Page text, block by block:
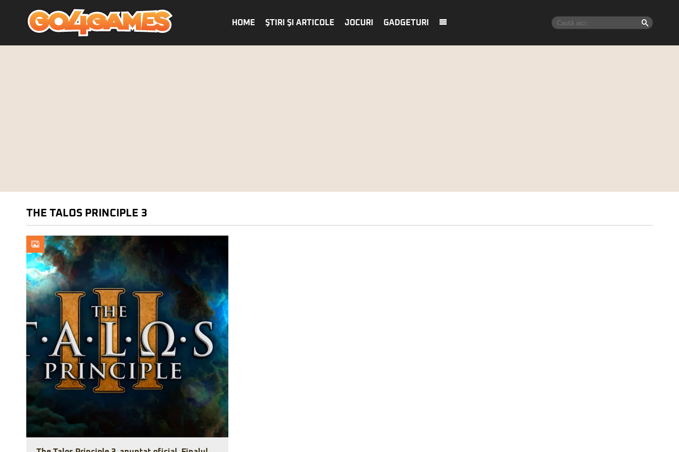
HOME ŞTIRI ŞI ARTICOLE JOCURI GADGETURI
THE TALOS PRINCIPLE 3